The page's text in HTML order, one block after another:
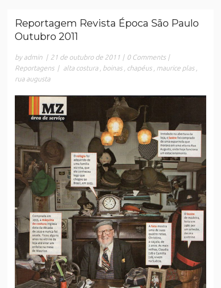
Reportagem Revista Época São Paulo
Outubro 2011
by admin | 21 de outubro de 2011 | 0 Comments |
Reportagens | alta costura boinas chapéus maurice plas
rua augusta